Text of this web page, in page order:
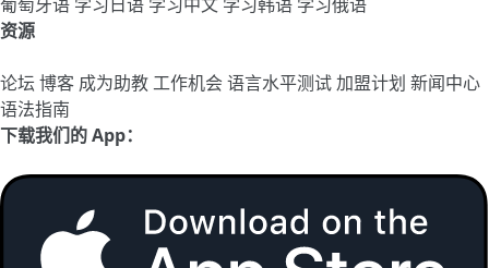
资源
论坛 博客 成为助教工作机会语言水平测试加盟计划 新闻中心
语法指南
下载我们的 App：